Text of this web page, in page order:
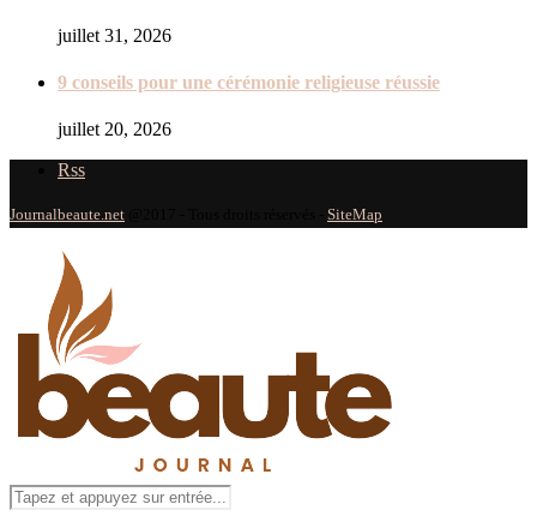
juillet 31, 2026
9 conseils pour une cérémonie religieuse réussie
juillet 20, 2026
Rss
Journalbeaute.net SiteMap